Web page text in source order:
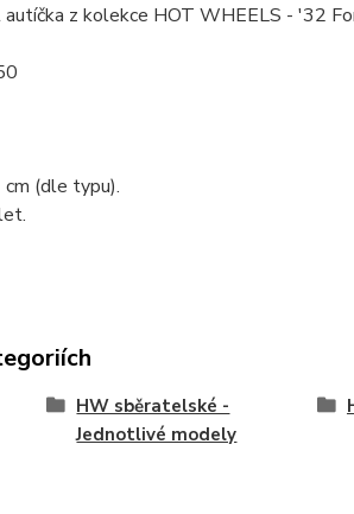
z kolekce HOT WHEELS - '32
(dle typu).
HW sběratelské -
Jednotlivé modely